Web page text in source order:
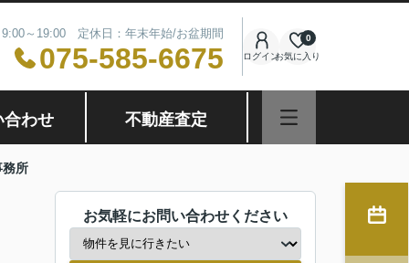
～19:00 定休日：年末年始/お盆期間
075-585-6675 ログインお気に入り
0
合わせ 不動産査定
務所
お気軽にお問い合わせください